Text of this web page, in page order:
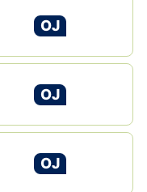
OJ
OJ
OJ